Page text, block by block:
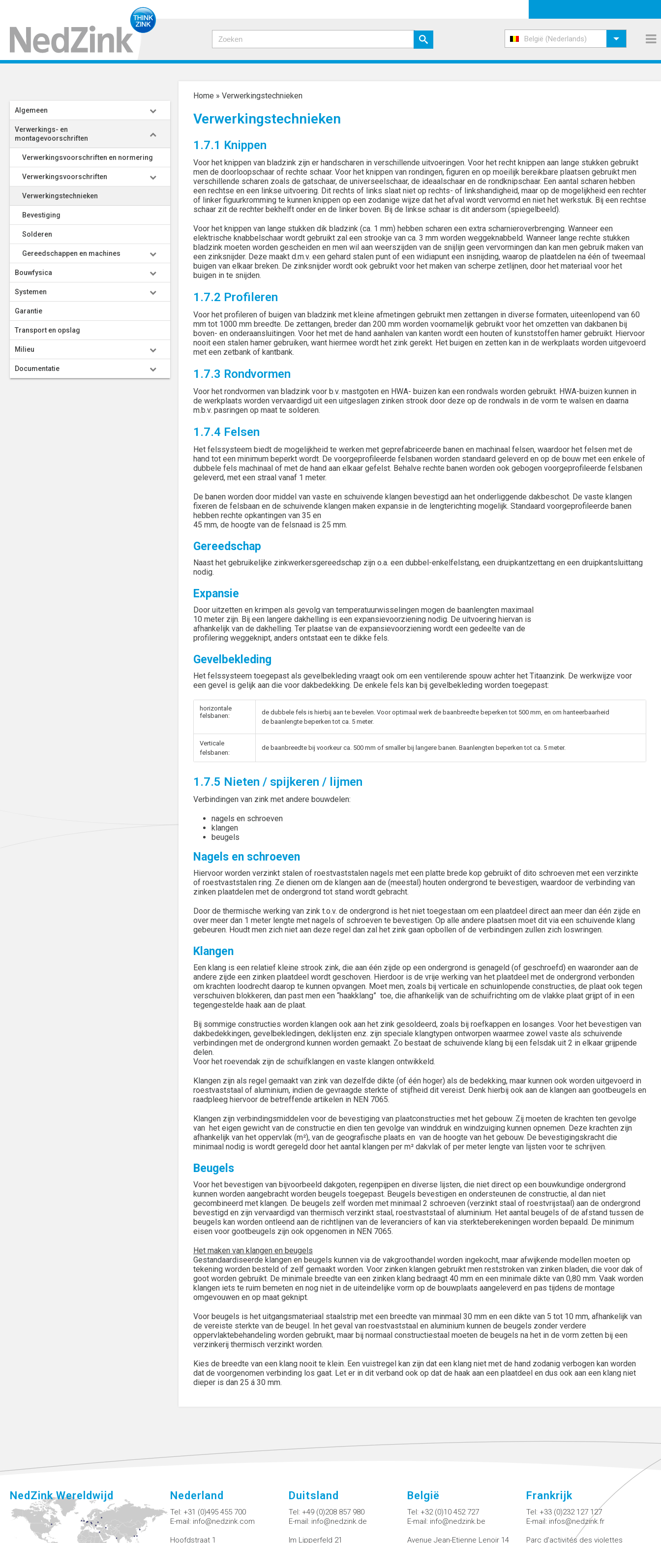
België (Nederlands)
Home » Verwerkingstechnieken
Verwerkingstechnieken
1.7.1 Knippen
Voor het knippen van bladzink zijn er handscharen in verschillende uitvoeringen. Voor het recht knippen aan lange stukken gebruikt
men de doorloopschaar of rechte schaar. Voor het knippen van rondingen, figuren en op moeilijk bereikbare plaatsen gebruikt men
verschillende scharen zoals de gatschaar, de universeelschaar, de ideaalschaar en de rondknipschaar. Een aantal scharen hebben
een rechtse en een linkse uitvoering. Dit rechts of links slaat niet op rechts- of linkshandigheid, maar op de mogelijkheid een rechter
of linker figuurkromming te kunnen knippen op een zodanige wijze dat het afval wordt vervormd en niet het werkstuk. Bij een rechtse
schaar zit de rechter bekhelft onder en de linker boven. Bij de linkse schaar is dit andersom (spiegelbeeld).
Voor het knippen van lange stukken dik bladzink (ca. 1 mm) hebben scharen een extra scharnieroverbrenging. Wanneer een
elektrische knabbelschaar wordt gebruikt zal een strookje van ca. 3 mm worden weggeknabbeld. Wanneer lange rechte stukken
bladzink moeten worden gescheiden en men wil aan weerszijden van de snijlijn geen vervormingen dan kan men gebruik maken van
een zinksnijder. Deze maakt d.m.v. een gehard stalen punt of een widiapunt een insnijding, waarop de plaatdelen na één of tweemaal
buigen van elkaar breken. De zinksnijder wordt ook gebruikt voor het maken van scherpe zetlijnen, door het materiaal voor het
buigen in te snijden.
1.7.2 Profileren
Voor het profileren of buigen van bladzink met kleine afmetingen gebruikt men zettangen in diverse formaten, uiteenlopend van 60
mm tot 1000 mm breedte. De zettangen, breder dan 200 mm worden voornamelijk gebruikt voor het omzetten van dakbanen bij
boven- en onderaansluitingen. Voor het met de hand aanhalen van kanten wordt een houten of kunststoffen hamer gebruikt. Hiervoor
nooit een stalen hamer gebruiken, want hiermee wordt het zink gerekt. Het buigen en zetten kan in de werkplaats worden uitgevoerd
met een zetbank of kantbank.
1.7.3 Rondvormen
Voor het rondvormen van bladzink voor b.v. mastgoten en HWA- buizen kan een rondwals worden gebruikt. HWA-buizen kunnen in
de werkplaats worden vervaardigd uit een uitgeslagen zinken strook door deze op de rondwals in de vorm te walsen en daarna
m.b.v. pasringen op maat te solderen.
1.7.4 Felsen
Het felssysteem biedt de mogelijkheid te werken met geprefabriceerde banen en machinaal felsen, waardoor het felsen met de
hand tot een minimum beperkt wordt. De voorgeprofileerde felsbanen worden standaard geleverd en op de bouw met een enkele of
dubbele fels machinaal of met de hand aan elkaar gefelst. Behalve rechte banen worden ook gebogen voorgeprofileerde felsbanen
geleverd, met een straal vanaf 1 meter.
De banen worden door middel van vaste en schuivende klangen bevestigd aan het onderliggende dakbeschot. De vaste klangen
fixeren de felsbaan en de schuivende klangen maken expansie in de lengterichting mogelijk. Standaard voorgeprofileerde banen
hebben rechte opkantingen van 35 en
45 mm, de hoogte van de felsnaad is 25 mm.
Gereedschap
Naast het gebruikelijke zinkwerkersgereedschap zijn o.a. een dubbel-enkelfelstang, een druipkantzettang en een druipkantsluittang
nodig.
Expansie
Door uitzetten en krimpen als gevolg van temperatuurwisselingen mogen de baanlengten maximaal
10 meter zijn. Bij een langere dakhelling is een expansievoorziening nodig. De uitvoering hiervan is
afhankelijk van de dakhelling. Ter plaatse van de expansievoorziening wordt een gedeelte van de
profilering weggeknipt, anders ontstaat een te dikke fels.
Gevelbekleding
Het felssysteem toegepast als gevelbekleding vraagt ook om een ventilerende spouw achter het Titaanzink. De werkwijze voor
een gevel is gelijk aan die voor dakbedekking. De enkele fels kan bij gevelbekleding worden toegepast:
horizontale
felsbanen:
de dubbele fels is hierbij aan te bevelen. Voor optimaal werk de baanbreedte beperken tot 500 mm, en om hanteerbaarheid
de baanlengte beperken tot ca. 5 meter.
Verticale
felsbanen:
de baanbreedte bij voorkeur ca. 500 mm of smaller bij langere banen. Baanlengten beperken tot ca. 5 meter.
1.7.5 Nieten / spijkeren / lijmen
Verbindingen van zink met andere bouwdelen:
nagels en schroeven
klangen
beugels
Nagels en schroeven
Hiervoor worden verzinkt stalen of roestvaststalen nagels met een platte brede kop gebruikt of dito schroeven met een verzinkte
of roestvaststalen ring. Ze dienen om de klangen aan de (meestal) houten ondergrond te bevestigen, waardoor de verbinding van
zinken plaatdelen met de ondergrond tot stand wordt gebracht.
Door de thermische werking van zink t.o.v. de ondergrond is het niet toegestaan om een plaatdeel direct aan meer dan één zijde en
over meer dan 1 meter lengte met nagels of schroeven te bevestigen. Op alle andere plaatsen moet dit via een schuivende klang
gebeuren. Houdt men zich niet aan deze regel dan zal het zink gaan opbollen of de verbindingen zullen zich loswringen.
Klangen
Een klang is een relatief kleine strook zink, die aan één zijde op een ondergrond is genageld (of geschroefd) en waaronder aan de
andere zijde een zinken plaatdeel wordt geschoven. Hierdoor is de vrije werking van het plaatdeel met de ondergrond verbonden
om krachten loodrecht daarop te kunnen opvangen. Moet men, zoals bij verticale en schuinlopende constructies, de plaat ook tegen
verschuiven blokkeren, dan past men een “haakklang” toe, die afhankelijk van de schuifrichting om de vlakke plaat grijpt of in een
tegengestelde haak aan de plaat.
Bij sommige constructies worden klangen ook aan het zink gesoldeerd, zoals bij roefkappen en losanges. Voor het bevestigen van
dakbedekkingen, gevelbekledingen, deklijsten enz. zijn speciale klangtypen ontworpen waarmee zowel vaste als schuivende
verbindingen met de ondergrond kunnen worden gemaakt. Zo bestaat de schuivende klang bij een felsdak uit 2 in elkaar grijpende
delen.
Voor het roevendak zijn de schuifklangen en vaste klangen ontwikkeld.
Klangen zijn als regel gemaakt van zink van dezelfde dikte (of één hoger) als de bedekking, maar kunnen ook worden uitgevoerd in
roestvaststaal of aluminium, indien de gevraagde sterkte of stijfheid dit vereist. Denk hierbij ook aan de klangen aan gootbeugels en
raadpleeg hiervoor de betreffende artikelen in NEN 7065.
Klangen zijn verbindingsmiddelen voor de bevestiging van plaatconstructies met het gebouw. Zij moeten de krachten ten gevolge
van het eigen gewicht van de constructie en dien ten gevolge van winddruk en windzuiging kunnen opnemen. Deze krachten zijn
afhankelijk van het oppervlak (m²), van de geografische plaats en van de hoogte van het gebouw. De bevestigingskracht die
minimaal nodig is wordt geregeld door het aantal klangen per m² dakvlak of per meter lengte van lijsten voor te schrijven.
Beugels
Voor het bevestigen van bijvoorbeeld dakgoten, regenpijpen en diverse lijsten, die niet direct op een bouwkundige ondergrond
kunnen worden aangebracht worden beugels toegepast. Beugels bevestigen en ondersteunen de constructie, al dan niet
gecombineerd met klangen. De beugels zelf worden met minimaal 2 schroeven (verzinkt staal of roestvrijstaal) aan de ondergrond
bevestigd en zijn vervaardigd van thermisch verzinkt staal, roestvaststaal of aluminium. Het aantal beugels of de afstand tussen de
beugels kan worden ontleend aan de richtlijnen van de leveranciers of kan via sterkteberekeningen worden bepaald. De minimum
eisen voor gootbeugels zijn ook opgenomen in NEN 7065.
Het maken van klangen en beugels
Gestandaardiseerde klangen en beugels kunnen via de vakgroothandel worden ingekocht, maar afwijkende modellen moeten op
tekening worden besteld of zelf gemaakt worden. Voor zinken klangen gebruikt men reststroken van zinken bladen, die voor dak of
goot worden gebruikt. De minimale breedte van een zinken klang bedraagt 40 mm en een minimale dikte van 0,80 mm. Vaak worden
klangen iets te ruim bemeten en nog niet in de uiteindelijke vorm op de bouwplaats aangeleverd en pas tijdens de montage
omgevouwen en op maat geknipt.
Voor beugels is het uitgangsmateriaal staalstrip met een breedte van minmaal 30 mm en een dikte van 5 tot 10 mm, afhankelijk van
de vereiste sterkte van de beugel. In het geval van roestvaststaal en aluminium kunnen de beugels zonder verdere
oppervlaktebehandeling worden gebruikt, maar bij normaal constructiestaal moeten de beugels na het in de vorm zetten bij een
verzinkerij thermisch verzinkt worden.
Kies de breedte van een klang nooit te klein. Een vuistregel kan zijn dat een klang niet met de hand zodanig verbogen kan worden
dat de voorgenomen verbinding los gaat. Let er in dit verband ook op dat de haak aan een plaatdeel en dus ook aan een klang niet
dieper is dan 25 á 30 mm.
Algemeen
Verwerkings- en
montagevoorschriften
Verwerkingsvoorschriften en normering
Verwerkingsvoorschriften
Verwerkingstechnieken
Bevestiging
Solderen
Gereedschappen en machines
Bouwfysica
Systemen
Garantie
Transport en opslag
Milieu
Documentatie
NedZink Wereldwijd Nederland
Tel: +31 (0)495 455 700
E-mail: info@nedzink.com
Hoofdstraat 1
Duitsland
Tel: +49 (0)208 857 980
E-mail: info@nedzink.de
Im Lipperfeld 21
België
Tel: +32 (0)10 452 727
E-mail: info@nedzink.be
Avenue Jean-Etienne Lenoir 14
Frankrijk
Tel: +33 (0)232 127 127
E-mail: infos@nedzink.fr
Parc d'activités des violettes